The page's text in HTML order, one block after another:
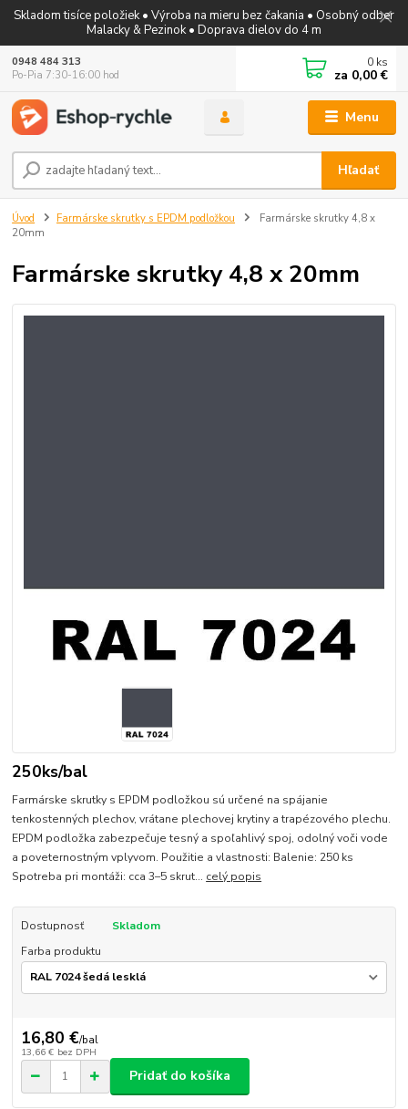
Skladom tisíce položiek • Výroba na mieru bez čakania • Osobný odber
Malacky & Pezinok • Doprava dielov do 4 m
Menu
Hľadať
0948 484 313
Po-Pia 7:30-16:00 hod
0 ks
za 0,00 €
Úvod Farmárske skrutky s EPDM podložkou
Farmárske skrutky 4,8 x
20mm
Farmárske skrutky 4,8 x 20mm
250ks/bal
Farmárske skrutky s EPDM podložkou sú určené na spájanie
tenkostenných plechov, vrátane plechovej krytiny a trapézového plechu.
EPDM podložka zabezpečuje tesný a spoľahlivý spoj, odolný voči vode
a poveternostným vplyvom. Použitie a vlastnosti: Balenie: 250 ks
Spotreba pri montáži: cca 3–5 skrut... celý popis
Dostupnosť
Skladom
Farba produktu
16,80 €/bal
13,66 € bez DPH
Pridať do košíka